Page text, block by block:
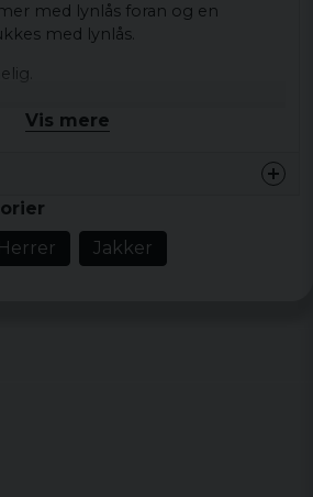
med lynlås foran og en
med lynlås.
midnat blå
polyester
Vis mere
Herrer Jakker